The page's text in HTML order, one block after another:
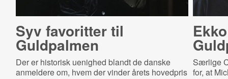
Syv favoritter til
Guldpalmen
Der er historisk uenighed blandt de danske
anmeldere om, hvem der vinder årets hovedpris
Særlige
for, at